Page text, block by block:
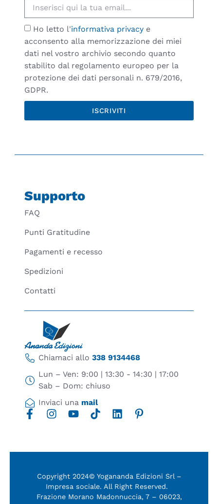
Ho letto l'informativa privacy e
acconsento alla memorizzazione dei miei
dati nel vostro archivio secondo quanto
stabilito dal regolamento europeo per la
protezione dei dati personali n. 679/2016,
GDPR.
ISCRIVITI
Chiamaci allo 338 9134468
Lun – Ven: 9:00 | 13:30 - 14:30 | 17:00
Sab – Dom: chiuso
Inviaci una mail
Supporto
FAQ
Punti Gratitudine
Pagamenti e recesso
Spedizioni
Contatti
Copyright 2024© Yogananda Edizioni Srl –
Impresa sociale. All Right Reserved.
Frazione Morano Madonnuccia, 7 – 06023,